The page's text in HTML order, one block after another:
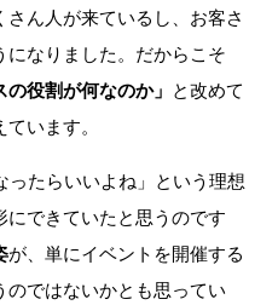
ん人が来ているし、お客さ
になりました。だからこそ
役割が何なのか」 と改めて
います。
ったらいいよね」という理想
できていたと思うのです
が、単にイベントを開催する
のではないかとも思ってい